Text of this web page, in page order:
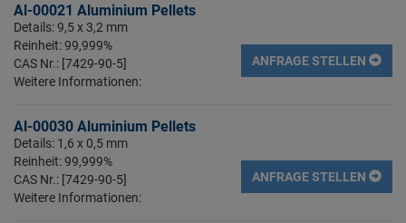
Al-00021 Aluminium Pellets
Details: 9,5 x 3,2 mm
Reinheit: 99,999%
CAS Nr.: [7429-90-5]
Weitere Informationen:
ANFRAGE STELLEN
Al-00030 Aluminium Pellets
Details: 1,6 x 0,5 mm
Reinheit: 99,999%
CAS Nr.: [7429-90-5]
Weitere Informationen:
ANFRAGE STELLEN